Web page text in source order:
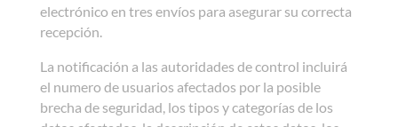
electrónico en tres envíos para asegurar su correcta
recepción.
La notificación a las autoridades de control incluirá
el numero de usuarios afectados por la posible
brecha de seguridad, los tipos y categorías de los